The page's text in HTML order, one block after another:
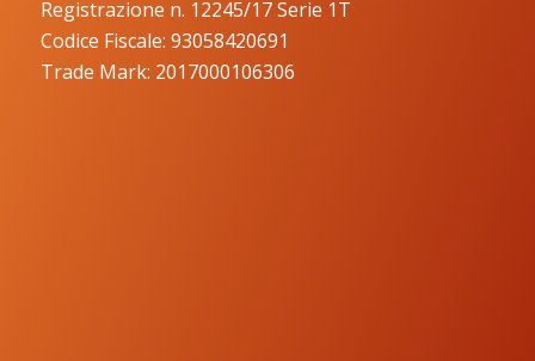
Registrazione n. 12245/17 Serie 1T
Codice Fiscale: 93058420691
Trade Mark: 2017000106306